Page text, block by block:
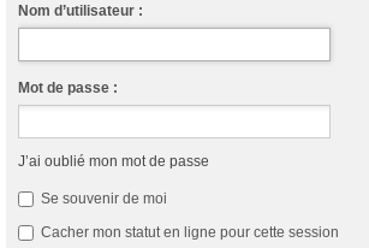
Nom d’utilisateur :
Mot de passe :
J’ai oublié mon mot de passe
Se souvenir de moi
Cacher mon statut en ligne pour cette session